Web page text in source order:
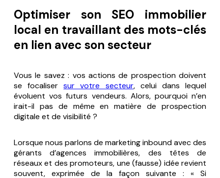
Optimiser son SEO immobilier
local en travaillant des mots-clés
en lien avec son secteur
Vous le savez : vos actions de prospection doivent
se focalisersur votre secteur, celui dans lequel
évoluent vos futurs vendeurs. Alors, pourquoi n’en
irait-il pas de même en matière de prospection
digitale et de visibilité ?
Lorsque nous parlons de marketing inbound avec des
gérants d’agences immobilières, des têtes de
réseaux et des promoteurs, une (fausse) idée revient
souvent, exprimée de la façon suivante : « Si